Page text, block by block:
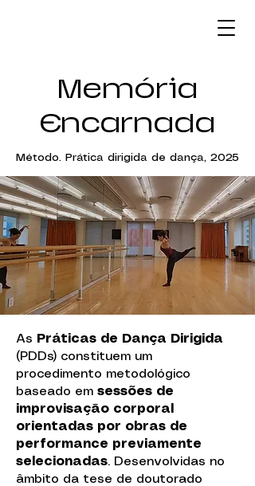
Memória
Encarnada
Método. Prática dirigida de dança, 2025
As Práticas de Dança Dirigida
(PDDs) constituem um
procedimento metodológico
baseado em sessões de
improvisação corporal
orientadas por obras de
performance previamente
selecionadas. Desenvolvidas no
âmbito da tese de doutorado